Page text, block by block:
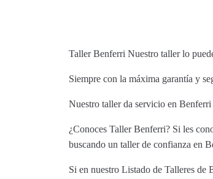
Taller Benferri Nuestro taller lo
Siempre con la máxima garantía y
Nuestro taller da servicio en
¿Conoces Taller Benferri? Si les
buscando un taller de confianza en
Si en nuestro Listado de Talleres de